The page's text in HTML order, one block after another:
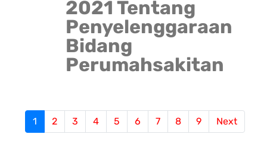
2021 Tentang
Penyelenggaraan
Bidang
Perumahsakitan
1 (current)
2 3 4 5 6 7 8 9 Next
S